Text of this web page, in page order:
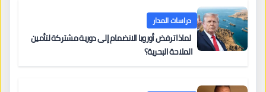
دراسات المدار
لماذا ترفض أوروبا الانضمام إلى دورية مشتركة لتأمين
الملاحة البحرية؟